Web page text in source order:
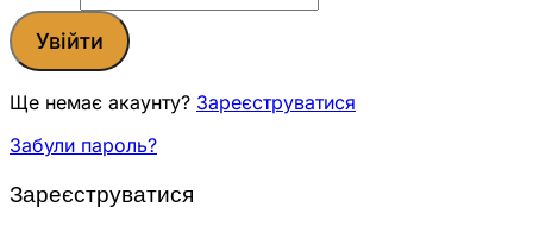
Увійти
Ще немає акаунту? Зареєструватися
Забули пароль?
Зареєструватися